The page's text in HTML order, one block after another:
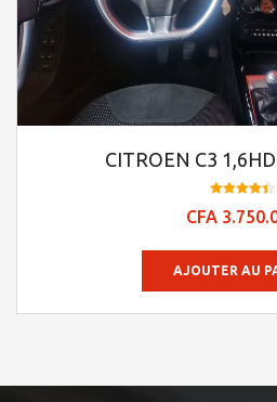
CITROEN C3
4.45
CFA
AJOUTER AU